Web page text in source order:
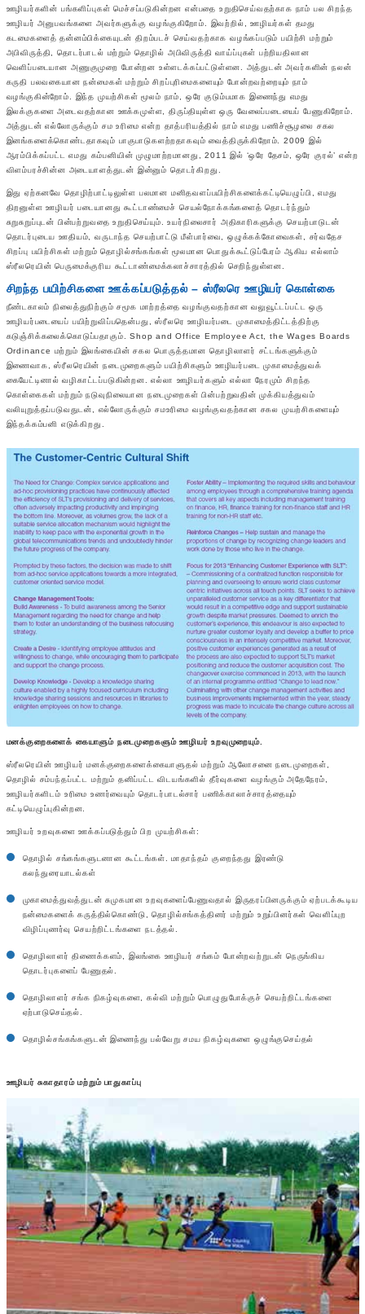
ஊழியர்களின் பங்களிப்புகள் மெச்சப்படுகின்றன என்பதை உறுதிசெய்வதற்காக நாம் பல சிறந்த
ஊழியர் அனுபவங்களை அவர்களுக்கு வழங்குகிறோம். இவற்றில், ஊழியர்கள் தமது
கடமைகளைத் தன்னம்பிக்கையுடன் திறம்படச் செய்வதற்காக வழங்கப்படும் பயிற்சி மற்றும்
அபிவிருத்தி, தொடர்பாடல் மற்றும் தொழில் அபிவிருத்தி வாய்ப்புகள் பற்றியதிலான
வெளிப்படையான அணுகுமுறை போன்றன உள்ளடக்கப்பட்டுள்ளன. அத்துடன் அவர்களின் நலன்
கருதி பலவகையான நன்மைகள் மற்றும் சிறப்புரிமைகளையும் போன்றவற்றையும் நாம்
வழங்குகின்றோம். இந்த முயற்சிகள் மூலம் நாம், ஒரே குடும்பமாக இணைந்து எமது
இலக்குகளை அடைவதற்கான ஊக்கமுள்ள, திருப்தியுள்ள ஒரு வேலைப்படையைப் பேணுகிறோம்.
அத்துடன் எல்லோருக்கும் சம உரிமை என்ற தாத்பரியத்தில் நாம் எமது பணிச்சூழலை சகல
இனங்களைக்கொண்டதாகவும் பாகுபாடுகளற்றதாகவும் வைத்திருக்கிறோம். 2009 இல்
ஆரம்பிக்கப்பட்ட எமது கம்பனியின் முழுமாற்றமானது, 2011 இல் ‘ஒரே தேசம், ஒரே குரல்’ என்ற
விளம்பரச்சின்ன அடையாளத்துடன் இன்னும் தொடர்கிறது.
இது ஏற்கனவே தொழிற்பாட்டிலுள்ள பலமான மனிதவளப்பயிற்சிகளைக்கட்டியெழுப்பி, எமது
திறனுள்ள ஊழியர் படையானது கூட்டாண்மைச் செயல்நோக்கங்களைத் தொடர்ந்தும்
சுறுசுறுப்புடன் பின்பற்றுவதை உறுதிசெய்யும். உயர்நிலைசார் அதிகாரிகளுக்கு செயற்பாடுடன்
தொடர்புடைய ஊதியம், வருடாந்த செயற்பாட்டு மீள்பார்வை, ஒழுக்கக்கோவைகள், சர்வதேச
சிறப்பு பயிற்சிகள் மற்றும் தொழில்சங்கங்கள் மூலமான பொதுக்கூட்டுப்பேரம் ஆகிய எல்லாம்
ஸ்ரீலரெயின் பெருமைக்குரிய கூட்டாண்மைக்கலாச்சாரத்தில் செறிந்துள்ளன.
சிறந்த பயிற்சிகளை ஊக்கப்படுத்தல் – ஸ்ரீலரெ ஊழியர் கொள்கை
நீண்டகாலம் நிலைத்துநிற்கும் சமூக மாற்றத்தை வழங்குவதற்கான வலுவூட்டப்பட்ட ஒரு
ஊழியர்படையைப் பயிற்றுவிப்பதென்பது, ஸ்ரீலரெ ஊழியர்படை முகாமைத்திட்டத்திற்கு
கடுஞ்சிக்கலைக்கொடுப்பதாகும். Shop and Office Employee Act, the Wages Boards
Ordinance மற்றும் இலங்கையின் சகல பொருத்தமான தொழிலாளர் சட்டங்களுக்கும்
இணைவாக, ஸ்ரீலரெயின் நடைமுறைகளும் பயிற்சிகளும் ஊழியர்படை முகாமைத்துவக்
கையேட்டினால் வழிகாட்டப்படுகின்றன. எல்லா ஊழியர்களும் எல்லா நேரமும் சிறந்த
கொள்கைகள் மற்றும் நடுவுநிலையான நடைமுறைகள் பின்பற்றுவதின் முக்கியத்துவம்
வலியுறுத்தப்படுவதுடன், எல்லோருக்கும் சமஉரிமை வழங்குவதற்கான சகல முயற்சிகளையும்
இந்தக்கம்பனி எடுக்கிறது.
மனக்குறைகளைக் கையாளும் நடைமுறைகளும் ஊழியர் உறவுமுறையும்.
ஸ்ரீலரெயின் ஊழியர் மனக்குறைகளைக்கையாளுதல் மற்றும் ஆலோசனை நடைமுறைகள்,
தொழில் சம்பந்தப்பட்ட மற்றும் தனிப்பட்ட விடயங்களில் தீர்வுகளை வழங்கும் அதேநேரம்,
ஊழியர்களிடம் உரிமை உணர்வையும் தொடர்பாடல்சார் பணிக்காலாச்சாரத்தையும்
கட்டியெழுப்புகின்றன.
ஊழியர் உறவுகளை ஊக்கப்படுத்தும் பிற முயற்சிகள்:
தொழில் சங்கங்களுடனான கூட்டங்கள். மாதாந்தம் குறைந்தது இரண்டு
கலந்துரையாடல்கள்
முகாமைத்துவத்துடன் சுமுகமான உறவுகளைப்பேணுவதால் இருதரப்பினருக்கும் ஏற்படக்கூடிய
நன்மைகளைக் கருத்தில்கொண்டு, தொழில்சங்கத்தினர் மற்றும் உறுப்பினர்கள் வெளிப்புற
விழிப்புணர்வு செயற்றிட்டங்களை நடத்தல்.
தொழிலாளர் திணைக்களம், இலங்கை ஊழியர் சங்கம் போன்றவற்றுடன் நெருங்கிய
தொடர்புகளைப் பேணுதல்.
தொழிலாளர் சங்க நிகழ்வுகளை, கல்வி மற்றும் பொழுதுபோக்குச் செயற்றிட்டங்களை
ஏற்பாடுசெய்தல்.
தொழில்சங்கங்களுடன் இணைந்து பல்வேறு சமய நிகழ்வுகளை ஒழுங்குசெய்தல்
ஊழியர் சுகாதாரம் மற்றும் பாதுகாப்பு